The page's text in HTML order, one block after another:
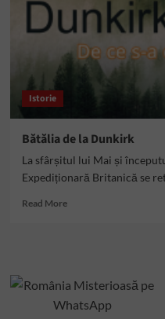
Istorie
Bătălia de la Dunkirk
La sfârșitul lui Mai și
Expediționară Britanică se
Read MoreRead
Dunkirk